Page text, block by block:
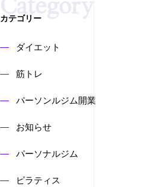
カテゴリー
ダイエット
筋トレ
パーソンルジム開業
お知らせ
パーソナルジム
ピラティス